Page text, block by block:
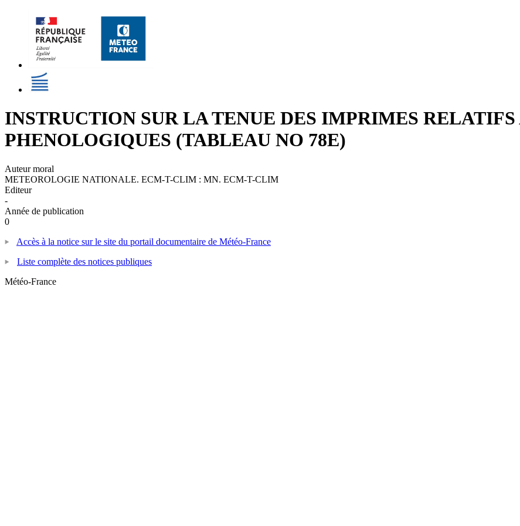
INSTRUCTION SUR LA TENUE DES IMPRIMES RELATIFS
PHENOLOGIQUES (TABLEAU NO 78E)
Auteur moral
METEOROLOGIE NATIONALE. ECM-T-CLIM : MN. ECM-T-CLIM
Editeur
-
Année de publication
0
Accès à la notice sur le site du portail documentaire de Météo-France
Liste complète des notices publiques
Météo-France